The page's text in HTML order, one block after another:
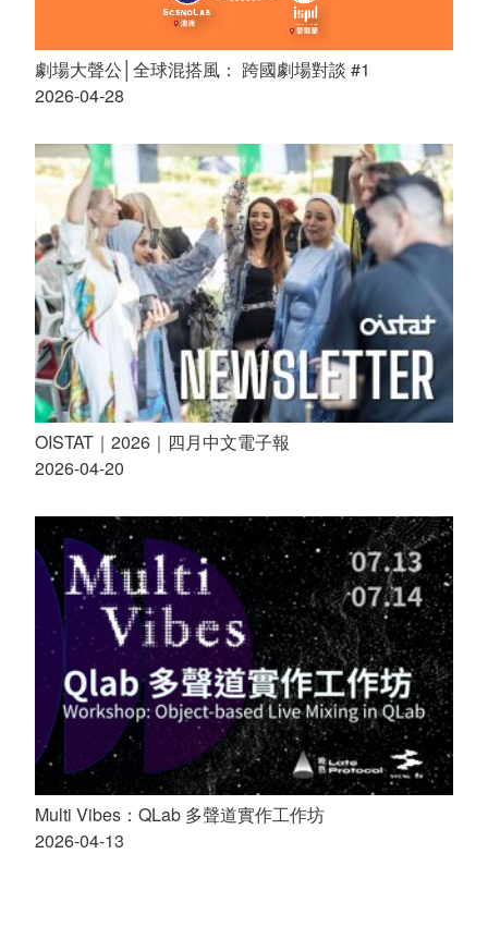
劇場大聲公│全球混搭風： 跨國劇場對談 #1
2026-04-28
OISTAT｜2026｜四月中文電子報
2026-04-20
Multi Vibes：QLab 多聲道實作工作坊
2026-04-13